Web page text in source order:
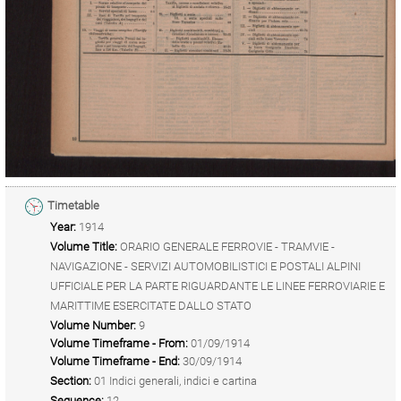
Timetable
Year: 1914
Volume Title: ORARIO GENERALE FERROVIE - TRAMVIE -
NAVIGAZIONE - SERVIZI AUTOMOBILISTICI E POSTALI ALPINI
UFFICIALE PER LA PARTE RIGUARDANTE LE LINEE FERROVIARIE E
MARITTIME ESERCITATE DALLO STATO
Volume Number: 9
Volume Timeframe - From: 01/09/1914
Volume Timeframe - End: 30/09/1914
Section: 01 Indici generali, indici e cartina